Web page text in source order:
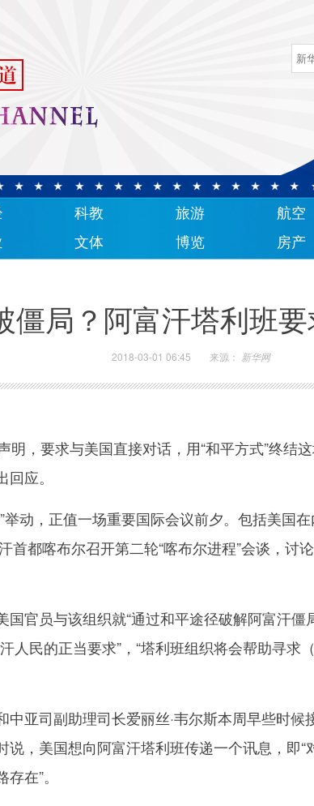
科教 旅游 航空
文体 博览 房产
僵局？阿富汗塔利班
2018-03-01 06:45 来源： 新华网
，要求与美国直接对话，用“和平方式”终结
应。
动，正值一场重要国际会议前夕。包括美国在
首都喀布尔召开第二轮“喀布尔进程”会谈，讨
官员与该组织就“通过和平途径破解阿富汗僵
人民的正当要求”，“塔利班组织将会帮助寻求
亚司副助理司长爱丽丝·韦尔斯本周早些时候
，美国想向阿富汗塔利班传递一个讯息，即“
在”。